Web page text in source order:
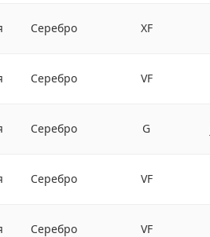
Серебро XF
Серебро VF
Серебро G
Серебро VF
Серебро VF